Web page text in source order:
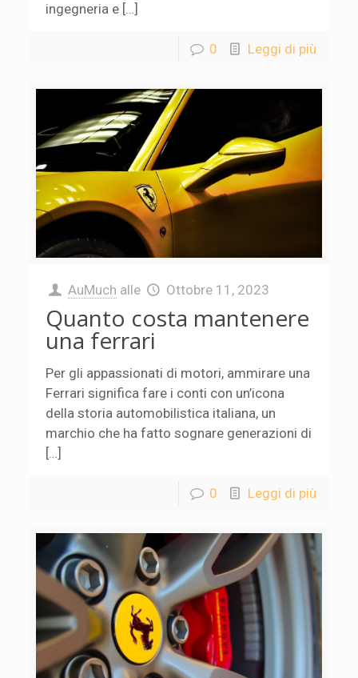
ingegneria e […]
0 Leggi di più
AuMuch alle Ottobre 11, 2023
Quanto costa mantenere
una ferrari
Per gli appassionati di motori, ammirare una
Ferrari significa fare i conti con un’icona
della storia automobilistica italiana, un
marchio che ha fatto sognare generazioni di
[…]
0 Leggi di più